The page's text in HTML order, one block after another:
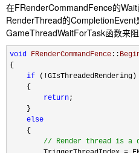
在FRenderCommandFence的
RenderThread的
GameThreadWaitForTask函数来
void FRenderCommandFence ::
{
if (!GIsThreadedRendering)
    {
return;
    }
else
    {
// Render thread is a